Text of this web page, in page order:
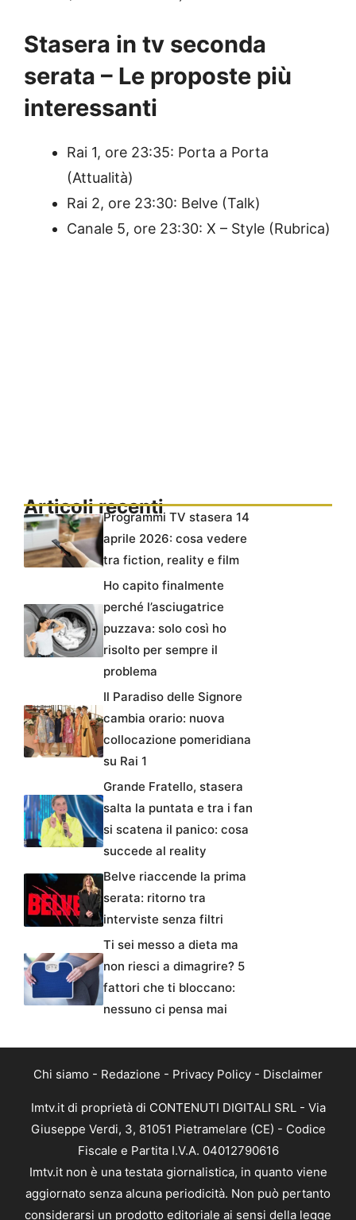
Stasera in tv seconda
serata – Le proposte più
interessanti
Rai 1, ore 23:35: Porta a Porta
(Attualità)
Rai 2, ore 23:30: Belve (Talk)
Canale 5, ore 23:30: X – Style (Rubrica)
Articoli recentiProgrammi TV stasera 14
aprile 2026: cosa vedere
tra fiction, reality e film
Ho capito finalmente
perché l’asciugatrice
puzzava: solo così ho
risolto per sempre il
problema
Il Paradiso delle Signore
cambia orario: nuova
collocazione pomeridiana
su Rai 1
Grande Fratello, stasera
salta la puntata e tra i fan
si scatena il panico: cosa
succede al reality
Belve riaccende la prima
serata: ritorno tra
interviste senza filtri
Ti sei messo a dieta ma
non riesci a dimagrire? 5
fattori che ti bloccano:
nessuno ci pensa mai
Chi siamo - Redazione - Privacy Policy - Disclaimer
Imtv.it di proprietà di CONTENUTI DIGITALI SRL - Via
Giuseppe Verdi, 3, 81051 Pietramelare (CE) - Codice
Fiscale e Partita I.V.A. 04012790616
Imtv.it non è una testata giornalistica, in quanto viene
aggiornato senza alcuna periodicità. Non può pertanto
considerarsi un prodotto editoriale ai sensi della legge